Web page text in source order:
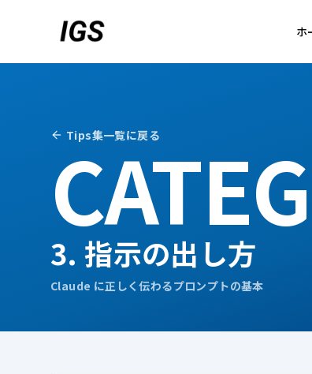
ホ
Tips集一覧に戻る
3. 指示の出し方
Claude に正しく伝わるプロンプトの基本